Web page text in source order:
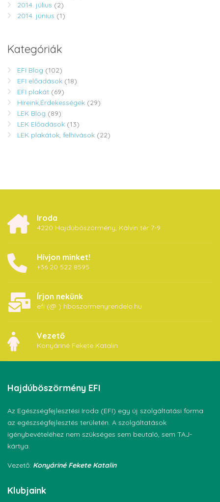
2014. július (2)
2014. június (1)
Kategóriák
EFI Blog (102)
EFI előadások (18)
EFI plakát (69)
Híreink,Érdekességek (29)
LEK Blog (89)
LEK Előadások (13)
LEK plakátok, felhívások (22)
Iroda
4220 Hajdúböszörmény, Kálvin tér 7-9
Hívjon minket!
+36 20 522 8595
Írjon nekünk
efi (@ ) hboszormenyrendelo.hu
Vezető
Konyáriné Fekete Katalin
Hajdúböszörmény EFI
Az Egészségfejlesztési Iroda (EFI) egy új szolgáltatási forma
az egészségfejlesztés területén. A szolgáltatások
igénybevételéhez nem szükséges sem beutaló, sem TAJ-
kártya.
Vezető: Konyáriné Fekete Katalin
Klubjaink